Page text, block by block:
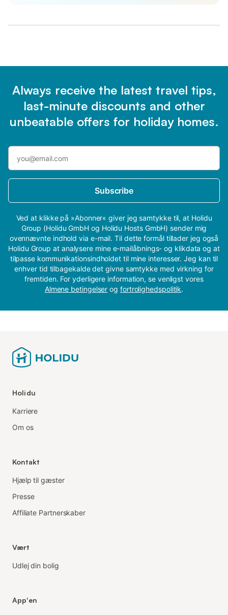
Always receive the latest travel tips,
last-minute discounts and other
unbeatable offers for holiday homes.
Subscribe
Ved at klikke på »Abonner« giver jeg samtykke til, at Holidu
Group (Holidu GmbH og Holidu Hosts GmbH) sender mig
ovennævnte indhold via e-mail. Til dette formål tillader jeg også
Holidu Group at analysere mine e-mailåbnings- og klikdata og at
tilpasse kommunikationsindholdet til mine interesser. Jeg kan til
enhver tid tilbagekalde det givne samtykke med virkning for
fremtiden. For yderligere information, se venligst vores
Almene betingelser og fortrolighedspolitik.
Holidu
Karriere
Om os
Kontakt
Hjælp til gæster
Presse
Affiliate Partnerskaber
Vært
Udlej din bolig
App'en